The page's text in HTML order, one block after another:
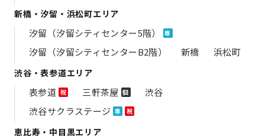
新橋・汐留・浜松町エリア
汐留（汐留シティセンター5階） 専
汐留（汐留シティセンターB2階） 新橋 浜松町
渋谷・表参道エリア
表参道 祝 三軒茶屋 個
渋谷
渋谷サクラステージ 専 祝
恵比寿・中目黒エリア